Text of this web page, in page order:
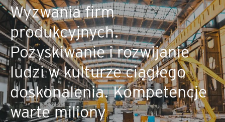
Wyzwania firm
produkcyjnych.
Pozyskiwanie i rozwijanie
ludzi w kulturze ciągłego
doskonalenia. Kompetencje
warte miliony